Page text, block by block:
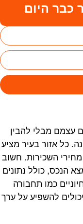
כבר היום
עצמם מבלי להבין
כל אזור בעיר מציע
השכירות. חשוב
הנכס, כולל נתונים
כמו תחבורה
להשפיע על ערך